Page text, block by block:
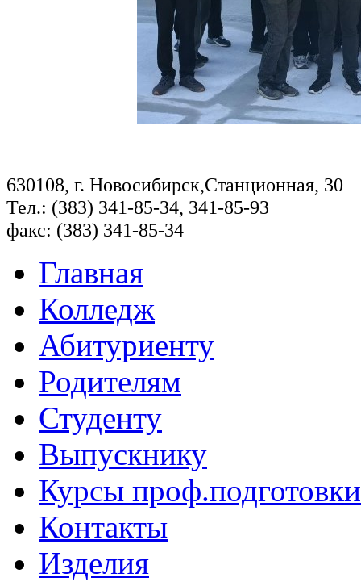
630108, г. Новосибирск,Станционная, 30
Тел.: (383) 341-85-34, 341-85-93
факс: (383) 341-85-34
Главная
Колледж
Абитуриенту
Родителям
Студенту
Выпускнику
Курсы проф.подготовки
Контакты
Изделия